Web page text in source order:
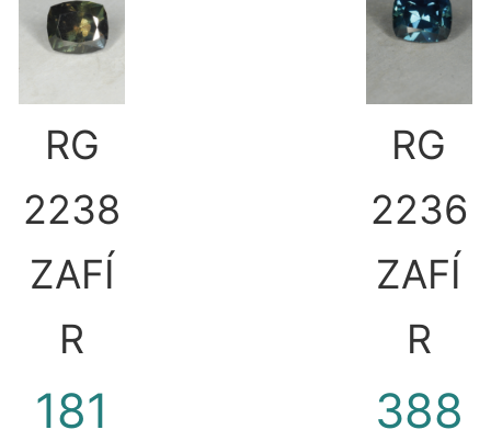
RG
2238
ZAFÍ
R
181
RG
2236
ZAFÍ
R
388